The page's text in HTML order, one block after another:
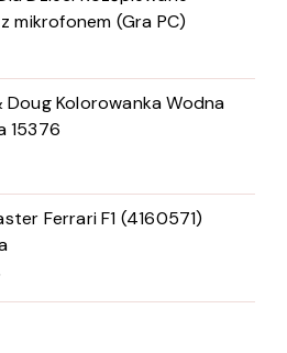
mikrofonem (Gra PC)
Doug Kolorowanka Wodna
15376
Ferrari F1 (4160571)